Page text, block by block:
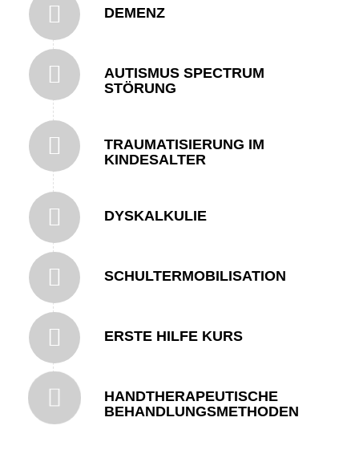
DEMENZ
AUTISMUS SPECTRUM
STÖRUNG
TRAUMATISIERUNG IM
KINDESALTER
DYSKALKULIE
SCHULTERMOBILISATION
ERSTE HILFE KURS
HANDTHERAPEUTISCHE
BEHANDLUNGSMETHODEN